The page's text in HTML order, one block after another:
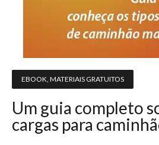
EBOOK MATERIAIS GRATUITOS
Um guia completo
cargas para